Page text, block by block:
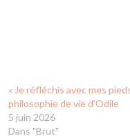
« Je réfléchis avec mes
philosophie de vie d’Odile
5 juin 2026
Dans "Brut"